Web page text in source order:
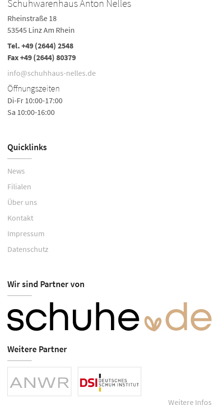
Schuhwarenhaus Anton Nelles
Rheinstraße 18
53545 Linz Am Rhein
Tel. +49 (2644) 2548
Fax +49 (2644) 80379
info@schuhhaus-nelles.de
Öffnungszeiten
Di-Fr 10:00-17:00
Sa 10:00-16:00
Quicklinks
News
Filialen
Über uns
Kontakt
Impressum
Datenschutz
Wir sind Partner von
Weitere Partner
Weitere Infos